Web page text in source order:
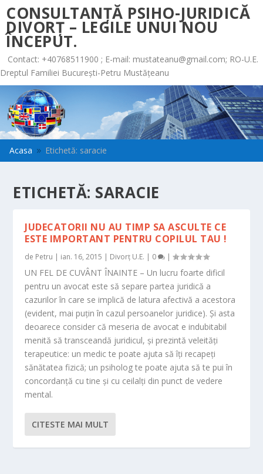
CONSULTANȚĂ PSIHO-JURIDICĂ
DIVORȚ – LEGILE UNUI NOU
ÎNCEPUT.
Contact: +40768511900 ; E-mail: mustateanu@gmail.com; RO-U.E.
Dreptul Familiei București-Petru Mustățeanu
Acasa 9 Etichetă: saracie
ETICHETĂ: SARACIE
JUDECATORII NU AU TIMP SA ASCULTE CE
ESTE IMPORTANT PENTRU COPILUL TAU !
de Petru | ian. 16, 2015 | Divorț U.E. | 0 |
UN FEL DE CUVÂNT ÎNAINTE – Un lucru foarte dificil
pentru un avocat este să separe partea juridică a
cazurilor în care se implică de latura afectivă a acestora
(evident, mai puțin în cazul persoanelor juridice). Și asta
deoarece consider că meseria de avocat e indubitabil
menită să transceandă juridicul, și prezintă veleități
terapeutice: un medic te poate ajuta să îți recapeți
sănătatea fizică; un psiholog te poate ajuta să te pui în
concordanță cu tine și cu ceilalți din punct de vedere
mental.
CITESTE MAI MULT